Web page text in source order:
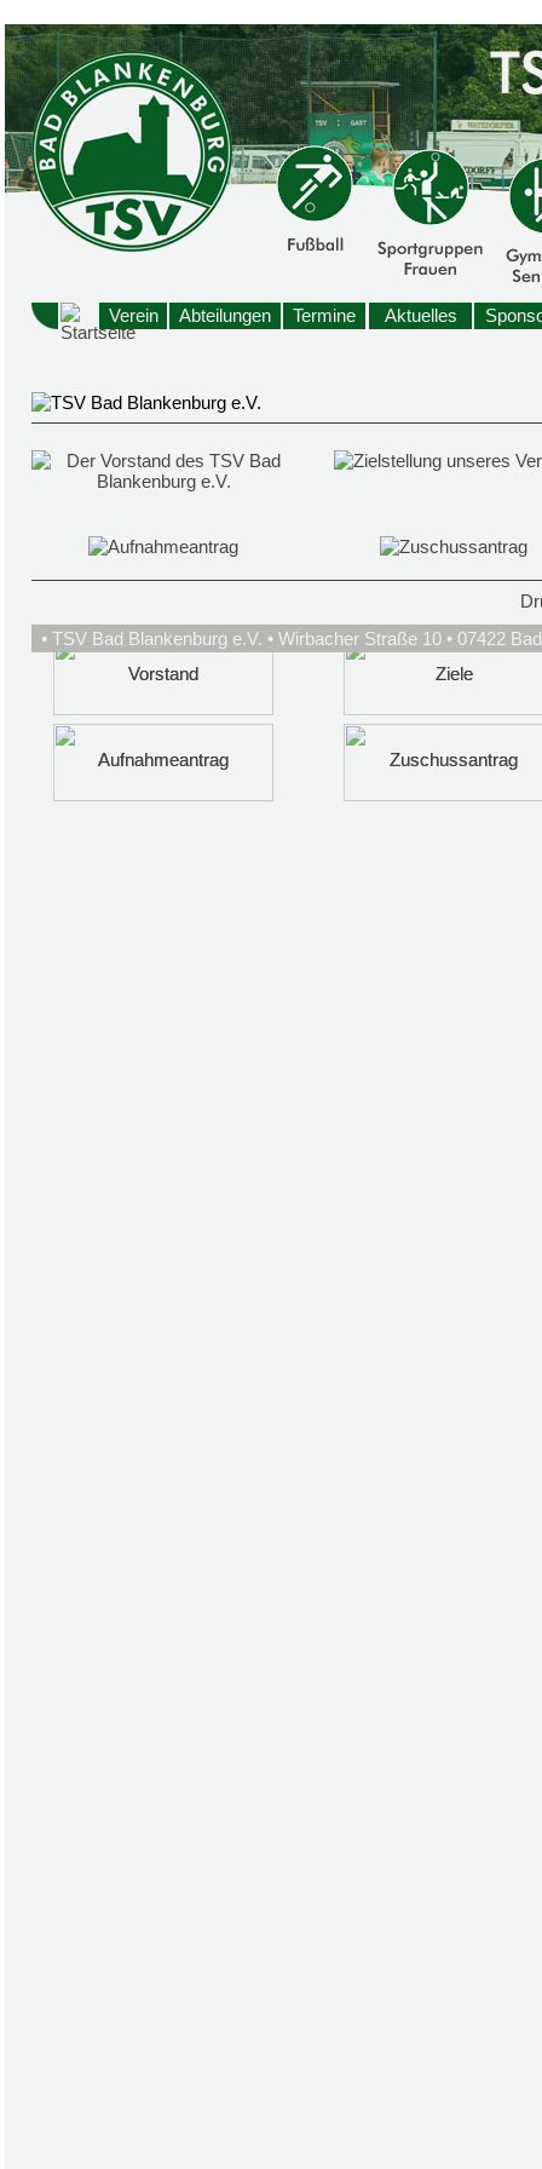
Verein Abteilungen Termine Aktuelles
Vorstand
Vorstand Ziele
Ziele
Aufnahmeantrag
Aufnahmeantrag Zuschussantrag
Zuschussantrag
• TSV Bad Blankenburg e.V. • Wirbacher Straße 10 • 07422